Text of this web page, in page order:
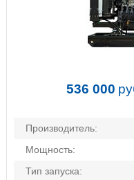
536 000
Производитель:
Мощность:
Тип запуска: